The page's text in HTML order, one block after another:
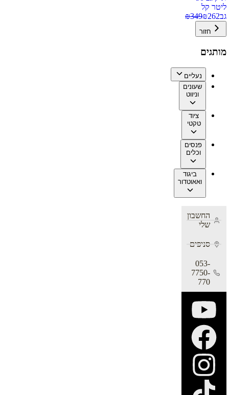
ליטר קל
גב
₪262
₪349
חזור
מותגים
נעליים
שעונים
וניווט
ציוד
טקטי
פנסים
וכלים
ביגוד
ואאוטדור
החשבון
שלי
סניפים
053-
7750-
770